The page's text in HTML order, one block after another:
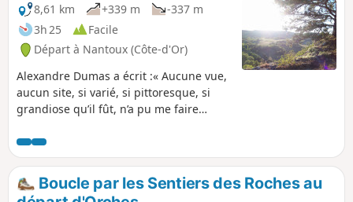
8,61 km
+339 m
-337 m
3h 25
Facile
Départ à Nantoux (Côte-d'Or)
Alexandre Dumas a écrit :« Aucune vue,
aucun site, si varié, si pittoresque, si
grandiose qu’il fût, n’a pu me faire
». A l'Ouest de Beaune, vallons et
collines se succèdent pour accueillir le
vignoble des Hautes Côtes de Beaune.
Sur un sol calcaire, je vous propose de
Boucle par les Sentiers des Roches au